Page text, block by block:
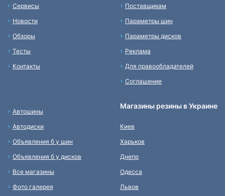
Сервисы
Новости
Обзоры
Тесты
Контакты
Поставщикам
Параметры шин
Параметры дисков
Реклама
Для правообладателей
Соглашение
Автошины
Автодиски
Объявления б у шин
Объявления б у дисков
Все магазины
Фото галерея
Магазины резины в Украине
Киев
Харьков
Днепр
Одесса
Львов